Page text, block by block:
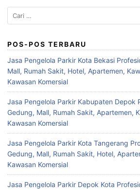
Cari
untuk:
POS-POS TERBARU
Jasa Pengelola Parkir Kota Bekasi
Mall, Rumah Sakit, Hotel, Apartemen,
Kawasan Komersial
Jasa Pengelola Parkir Kabupaten Depok
Gedung, Mall, Rumah Sakit, Apartemen,
Kawasan Komersial
Jasa Pengelola Parkir Kota Tangerang
Gedung, Mall, Rumah Sakit, Hotel,
Kawasan Komersial
Jasa Pengelola Parkir Depok Kota